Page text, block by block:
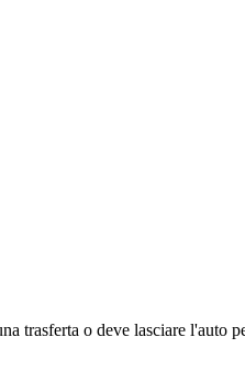
trasferta o deve lasciare l'auto